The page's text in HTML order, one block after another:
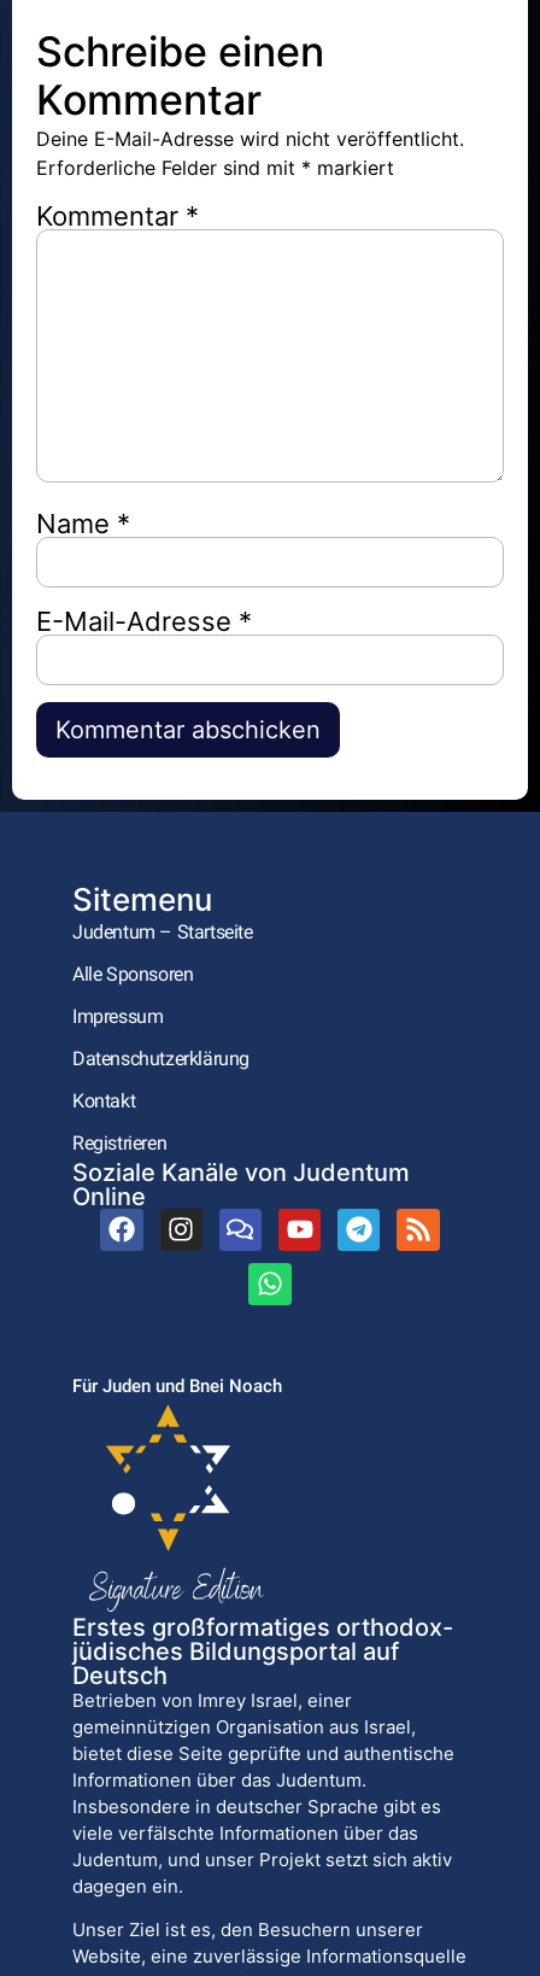
Schreibe einen
Kommentar
Deine E-Mail-Adresse wird nicht veröffentlicht.
Erforderliche Felder sind mit * markiert
Kommentar *
Name *
E-Mail-Adresse *
Sitemenu
Judentum – Startseite
Alle Sponsoren
Impressum
Datenschutzerklärung
Kontakt
Registrieren
Soziale Kanäle von Judentum
Online
Für Juden und Bnei Noach
Erstes großformatiges orthodox-
jüdisches Bildungsportal auf
Deutsch
Betrieben von Imrey Israel, einer
gemeinnützigen Organisation aus Israel,
bietet diese Seite geprüfte und authentische
Informationen über das Judentum.
Insbesondere in deutscher Sprache gibt es
viele verfälschte Informationen über das
Judentum, und unser Projekt setzt sich aktiv
dagegen ein.
Unser Ziel ist es, den Besuchern unserer
Website, eine zuverlässige Informationsquelle